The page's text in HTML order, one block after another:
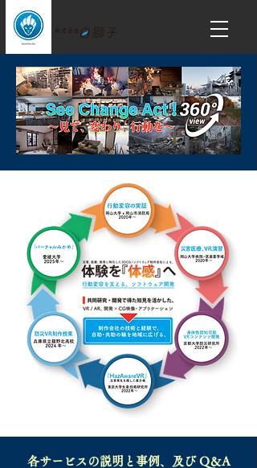
​各サービスの説明と事例、及び Q＆A